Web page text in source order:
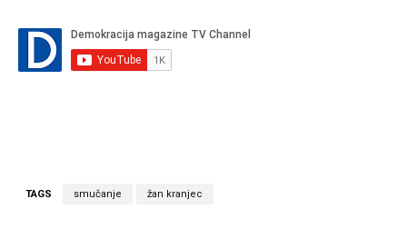
TAGS smučanje žan kranjec